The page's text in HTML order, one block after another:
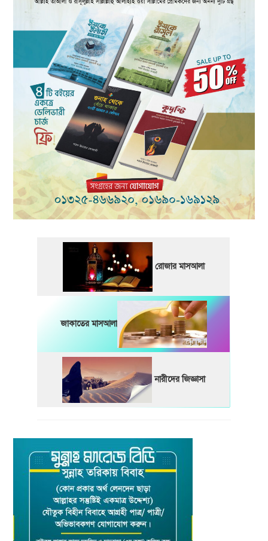
রোজার মাসআলা
জাকাতের মাসআলা
নারীদের জিজ্ঞাসা